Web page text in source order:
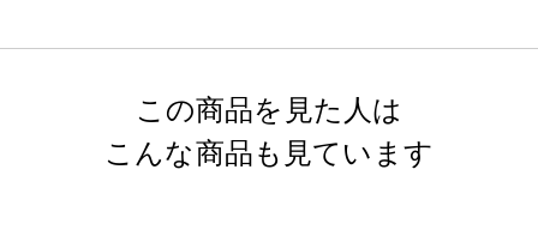
この商品を見た人は
こんな商品も見ています